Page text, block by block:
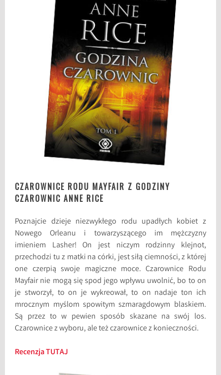
CZAROWNICE RODU MAYFAIR Z GODZINY
CZAROWNIC ANNE RICE
Poznajcie dzieje niezwykłego rodu upadłych kobiet z
Nowego Orleanu i towarzyszącego im mężczyzny
imieniem Lasher! On jest niczym rodzinny klejnot,
przechodzi tu z matki na córki, jest siłą ciemności, z której
one czerpią swoje magiczne moce. Czarownice Rodu
Mayfair nie mogą się spod jego wpływu uwolnić, bo to on
je stworzył, to on je wykreował, to on nadaje ton ich
mrocznym myślom spowitym szmaragdowym blaskiem.
Są przez to w pewien sposób skazane na swój los.
Czarownice z wyboru, ale też czarownice z konieczności.
Recenzja TUTAJ